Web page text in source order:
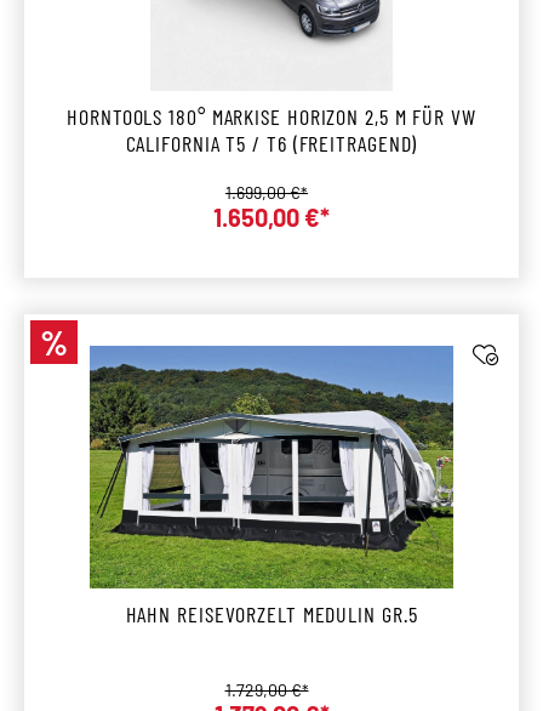
HORNTOOLS 180° MARKISE HORIZON 2,5 M FÜR VW
CALIFORNIA T5 / T6 (FREITRAGEND)
Verkaufspreis:
1.650,00 €*
Regulärer Preis:
1.699,00 €*
Rabatt
%
HAHN REISEVORZELT MEDULIN GR.5
Regulärer Preis:
1.729,00 €*